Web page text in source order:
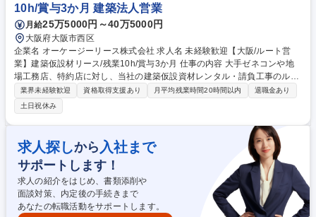
休127日/土日祝休/中途未経験活躍中
10h/賞与3か月 建築法人営業
月給25万5000円～40万5000円
大阪府大阪市西区
企業名 オーケージーリース株式会社 求人名 未経験歓迎【大阪/ルート営
業】建築仮設材リース/残業10h/賞与3か月 仕事の内容 大手ゼネコンや地
場工務店、特約店に対し、当社の建築仮設資材レンタル・請負工事のルー
ト営業を行います。足場プランの打合せやVE提案、見積書作成等を通じ
て、現場の安全なインフラ構築を支援します。 【具体的な業務内容】■既
存の取引先（大手ゼネコン等）への定期訪問・ニーズ獲得■仮設足場プラ
ンの打合せ、VE提案、入札のサポート■請負工事の打合せ、見積書・資料
作成などのデスクワーク 【仕事の魅力】 新規の飛び込みは一切なく、顧
客との信頼関係構築に集中できるルート営業です。 募集職種 未経験歓迎
【大阪/ルート営業】建築仮設材リース/残業10h/賞与3か月
業界未経験歓迎 資格取得支援あり 月平均残業時間20時間以内
退職金あり
土日祝休み
求人探しから 入社まで
サポートします！
求人の紹介をはじめ、書類添削や
面談対策、内定後の手続きまで
あなたの転職活動をサポートします。